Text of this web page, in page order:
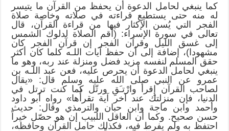
كما ينبغي لحامل الدعوة أن يحفظ من القرآن ما يتيسر
له منه حتى يستطيع قراءته في صلاته وخاصة صلاة
الفجر التي يُسن الإكثار فيها من قراءة القرآن، قال
تعالى في سورة الإسراء: (أقم الصلاة لدلوك الشمس
إلى غسق الليل وقرآن الفجر إن قرآن الفجر كان
مشهودا)، إضافة إلى أن حفظ آيات اللـه كلما كان أكثر
حقق المسلم لنفسه مزيد فضل ومنزلة عند ربه، وهو ما
ينبغي لحامل الدعوة أن يحرص عليه، فعن عبد اللـه بن
عمرو عن النبي صلى الله عليه وسلم قال: «يقال
لصاحب القرآن إِقرأ وارْتـَقِ ورتّل كما كنت ترتل في
الدنيا، فإن منزلتك عند آخر آية تقرأُها» رواه أبو داود
وأحمد وابن ماجة وابن حبان والترمذي وقال: حديث
حسن صحيح. وكما أن العاقل اللبيب إن هو حصّل خيراً
احتفظ به ولم يفرط فيه، فكذلك حامل القرآن وحافظه،